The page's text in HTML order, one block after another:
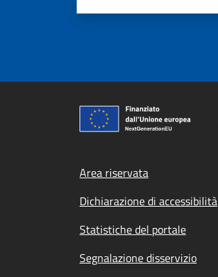
Footer menu
Area riservata
Dichiarazione di accessibilità
Statistiche del portale
Segnalazione disservizio